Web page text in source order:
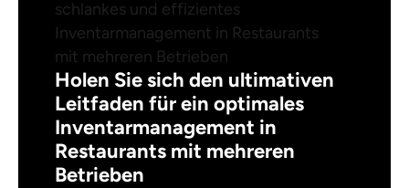
Holen Sie sich den ultimativen
Leitfaden für ein optimales
Inventarmanagement in
Restaurants mit mehreren
Betrieben